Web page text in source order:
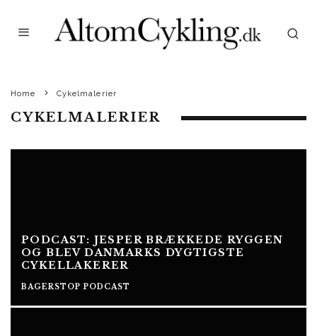
Home Cykelmalerier
CYKELMALERIER
PODCAST: JESPER BRÆKKEDE RYGGEN
OG BLEV DANMARKS DYGTIGSTE
CYKELLAKERER
BAGERSTOP PODCAST